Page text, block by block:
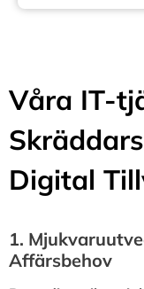
Våra IT-
Digital
1.⁠
Affärsbehov